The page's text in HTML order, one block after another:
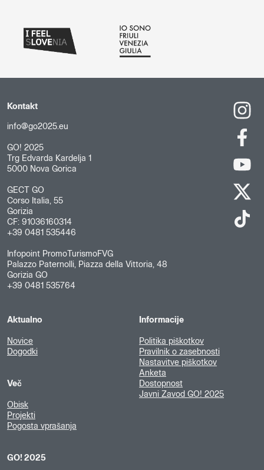
Kontakt
info@go2025.eu
GO! 2025
Trg Edvarda Kardelja 1
5000 Nova Gorica
GECT GO
Corso Italia, 55
Gorizia
CF: 91036160314
+39 0481 535446
Infopoint PromoTurismoFVG
Palazzo Paternolli, Piazza della Vittoria, 48
Gorizia GO
+39 0481 535764
Aktualno
Novice
Dogodki
Več
Obisk
Projekti
Pogosta vprašanja
GO! 2025
Informacije
Politika piškotkov
Pravilnik o zasebnosti
Nastavitve piškotkov
Anketa
Dostopnost
Javni Zavod GO! 2025